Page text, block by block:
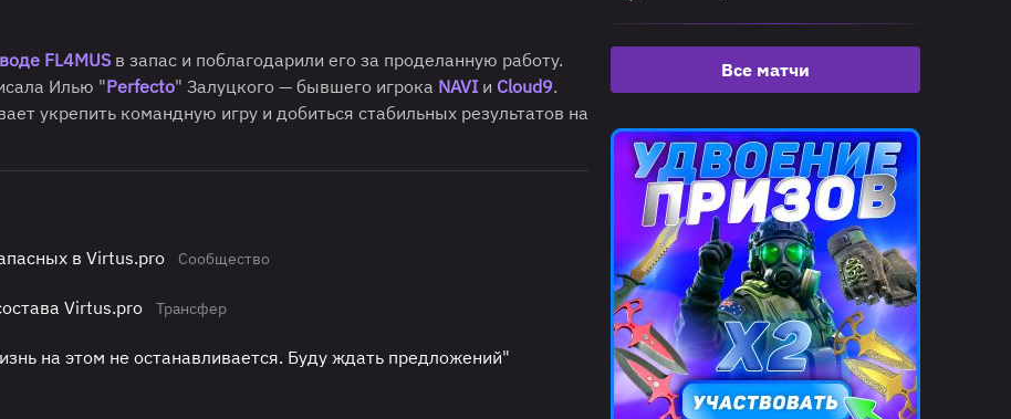
FL4MUS в запас и поблагодарили его за проделанную работу.
Илью "Perfecto" Залуцкого — бывшего игрока NAVI и Cloud9.
укрепить командную игру и добиться стабильных результатов на
в Virtus.pro Сообщество
Virtus.pro Трансфер
на этом не останавливается. Буду ждать предложений"
Все матчи